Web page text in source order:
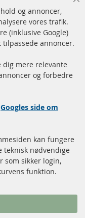
og annoncer,
vores trafik.
(inklusive Google)
annoncer.
dig mere relevante
og forbedre
Googles side om
kan fungere
teknisk nødvendige
som sikker login,
funktion.